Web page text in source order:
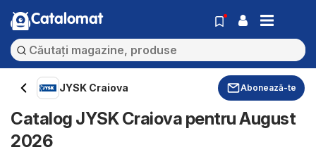
Catalomat
JYSK Craiova Abonează-te
Catalog JYSK Craiova pentru August
2026